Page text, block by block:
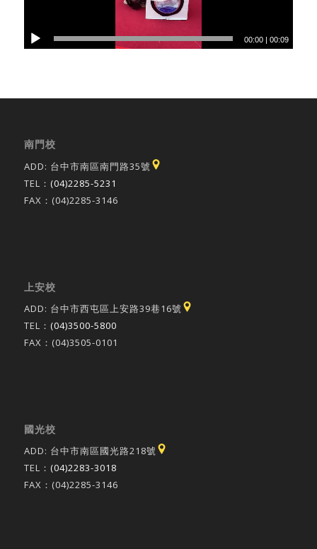
00:00 |00:09
南門校
ADD: 台中市南區南門路35號
TEL： (04)2285-5231
FAX：(04)2285-3146
上安校
ADD: 台中市西屯區上安路39巷16號
TEL： (04)3500-5800
FAX：(04)3505-0101
國光校
ADD: 台中市南區國光路218號
TEL： (04)2283-3018
FAX：(04)2285-3146